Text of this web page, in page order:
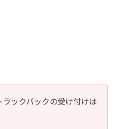
ックバックの受け付けは